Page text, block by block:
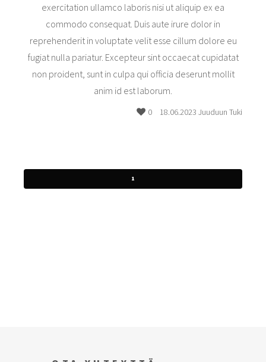
exercitation ullamco laboris nisi ut aliquip ex ea
commodo consequat. Duis aute irure dolor in
reprehenderit in voluptate velit esse cillum dolore eu
fugiat nulla pariatur. Excepteur sint occaecat cupidatat
non proident, sunt in culpa qui officia deserunt mollit
anim id est laborum.
0 18.06.2023 Juuduun Tuki
1